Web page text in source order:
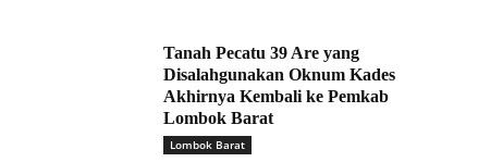
Tanah Pecatu 39 Are yang
Disalahgunakan Oknum Kades
Akhirnya Kembali ke Pemkab
Lombok Barat
Lombok Barat